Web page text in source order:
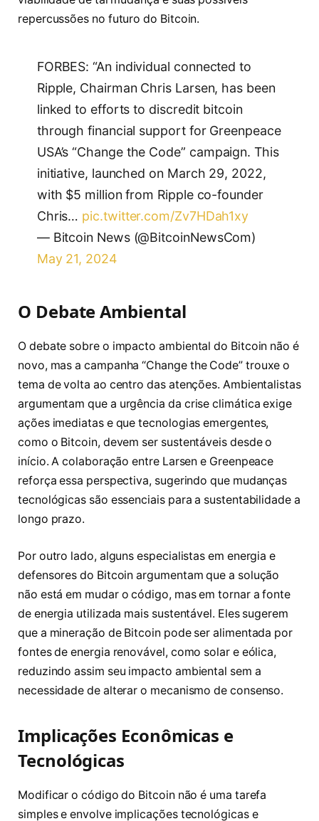
repercussões no futuro do Bitcoin.
FORBES: “An individual connected to
Ripple, Chairman Chris Larsen, has been
linked to efforts to discredit bitcoin
through financial support for Greenpeace
USA’s “Change the Code” campaign. This
initiative, launched on March 29, 2022,
with $5 million from Ripple co-founder
Chris… pic.twitter.com/Zv7HDah1xy
— Bitcoin News (@BitcoinNewsCom)
May 21, 2024
O Debate Ambiental
O debate sobre o impacto ambiental do Bitcoin não é
novo, mas a campanha “Change the Code” trouxe o
tema de volta ao centro das atenções. Ambientalistas
argumentam que a urgência da crise climática exige
ações imediatas e que tecnologias emergentes,
como o Bitcoin, devem ser sustentáveis desde o
início. A colaboração entre Larsen e Greenpeace
reforça essa perspectiva, sugerindo que mudanças
tecnológicas são essenciais para a sustentabilidade a
longo prazo.
Por outro lado, alguns especialistas em energia e
defensores do Bitcoin argumentam que a solução
não está em mudar o código, mas em tornar a fonte
de energia utilizada mais sustentável. Eles sugerem
que a mineração de Bitcoin pode ser alimentada por
fontes de energia renovável, como solar e eólica,
reduzindo assim seu impacto ambiental sem a
necessidade de alterar o mecanismo de consenso.
Implicações Econômicas e
Tecnológicas
Modificar o código do Bitcoin não é uma tarefa
simples e envolve implicações tecnológicas e